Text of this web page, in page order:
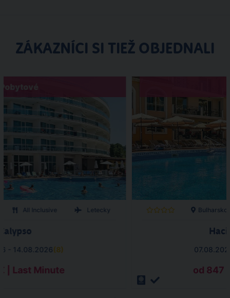
ZÁKAZNÍCI SI TIEŽ OBJEDNALI
All Inclusive Letecky
- 14.08.2026(8)
| Last Minute
Bulharsko
od 847